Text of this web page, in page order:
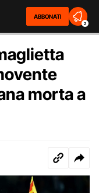
ABBONATI
2
morta a